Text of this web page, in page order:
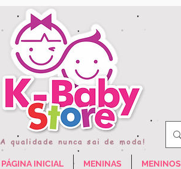
A qualidade nunca sai de moda!
PÁGINA INICIAL MENINAS MENINOS